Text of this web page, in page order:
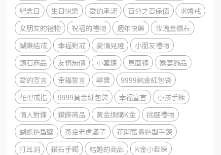
紀念日
生日快樂 愛的承諾 百分之百保值
求婚戒
女朋友的禮物
祝福的禮物 週年快樂
玫瑰金鑽石
蝴蝶結戒
幸福對戒 愛情見證
小朋友禮物
鑽石商品
友情無價 小套鍊 見面禮
婚宴飾品
愛的宣言
幸福誓言 尋寶
9999純金紅包袋
花型戒指
9999黃金紅包袋 幸福宣言
小孩手鍊
情人對鍊
鑽飾商品 黃金換購K金
挑選禮物
蝴蝶造型墜
黃金老虎墜子
花開富貴造型手鍊
打耳洞
鑽石手鐲 結婚的商品
K金小套鍊